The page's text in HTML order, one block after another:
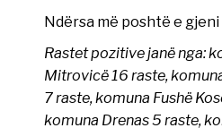
Ndërsa më poshtë e
Rastet pozitive janë nga:
Mitrovicë 16 raste,
7 raste, komuna Fushë
komuna Drenas 5 raste,